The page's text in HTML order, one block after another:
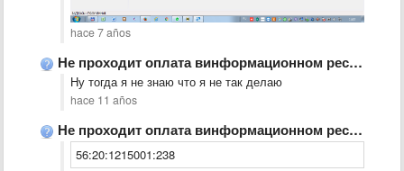
hace 7 años
Не проходит оплата винформационном ресурсе
Ну тогда я не знаю что я не так делаю
hace 11 años
Не проходит оплата винформационном ресурсе
56:20:1215001:238